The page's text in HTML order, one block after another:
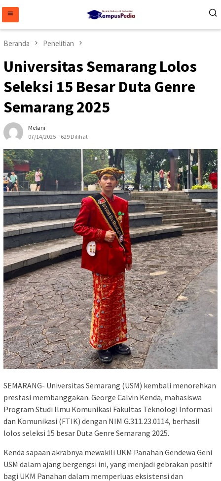
konten
Beranda Penelitian
Universitas Semarang Lolos
Seleksi 15 Besar Duta Genre
Semarang 2025
Melani
07/14/2025
629 Dilihat
SEMARANG- Universitas Semarang (USM) kembali menorehkan
prestasi membanggakan. George Calvin Kenda, mahasiswa
Program Studi Ilmu Komunikasi Fakultas Teknologi Informasi
dan Komunikasi (FTIK) dengan NIM G.311.23.0114, berhasil
lolos seleksi 15 besar Duta Genre Semarang 2025.
Kenda sapaan akrabnya mewakili UKM Panahan Gendewa Geni
USM dalam ajang bergengsi ini, yang menjadi gebrakan positif
bagi UKM Panahan dalam memperluas eksistensi dan